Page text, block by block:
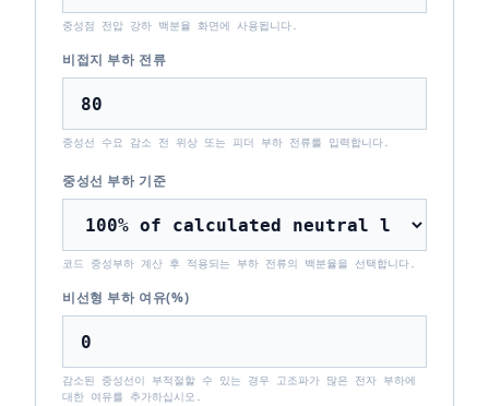
중성점 전압 강하 백분율 화면에 사용됩니다.
비접지 부하 전류
중성선 수요 감소 전 위상 또는 피더 부하 전류를 입력합니다.
중성선 부하 기준
코드 중성부하 계산 후 적용되는 부하 전류의 백분율을 선택합니다.
비선형 부하 여유(%)
감소된 중성선이 부적절할 수 있는 경우 고조파가 많은 전자 부하에
대한 여유를 추가하십시오.